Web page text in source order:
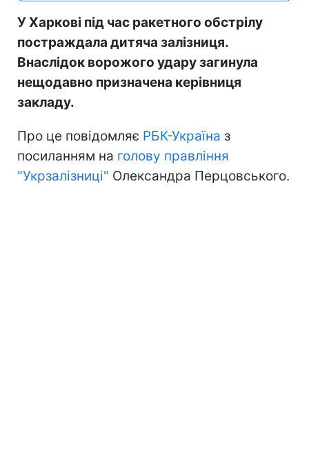
У Харкові під час ракетного обстрілу
постраждала дитяча залізниця.
Внаслідок ворожого удару загинула
нещодавно призначена керівниця
закладу.
Про це повідомляє РБК-Україна з
посиланням на голову правління
"Укрзалізниці" Олександра Перцовського.